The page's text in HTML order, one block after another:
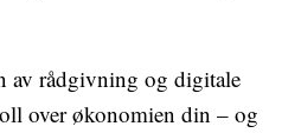
av rådgivning og digitale
over økonomien din – og